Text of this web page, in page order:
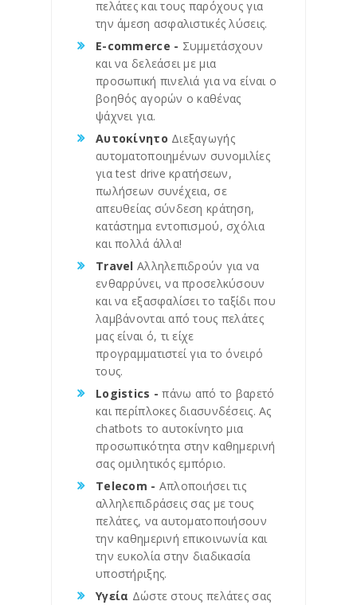
πελάτες και τους παρόχους για
την άμεση ασφαλιστικές λύσεις.
E-commerce - Συμμετάσχουν
και να δελεάσει με μια
προσωπική πινελιά για να είναι ο
βοηθός αγορών ο καθένας
ψάχνει για.
Αυτοκίνητο Διεξαγωγής
αυτοματοποιημένων συνομιλίες
για test drive κρατήσεων,
πωλήσεων συνέχεια, σε
απευθείας σύνδεση κράτηση,
κατάστημα εντοπισμού, σχόλια
και πολλά άλλα!
Travel Αλληλεπιδρούν για να
ενθαρρύνει, να προσελκύσουν
και να εξασφαλίσει το ταξίδι που
λαμβάνονται από τους πελάτες
μας είναι ό, τι είχε
προγραμματιστεί για το όνειρό
τους.
Logistics - πάνω από το βαρετό
και περίπλοκες διασυνδέσεις. Ας
chatbots το αυτοκίνητο μια
προσωπικότητα στην καθημερινή
σας ομιλητικός εμπόριο.
Telecom - Απλοποιήσει τις
αλληλεπιδράσεις σας με τους
πελάτες, να αυτοματοποιήσουν
την καθημερινή επικοινωνία και
την ευκολία στην διαδικασία
υποστήριξης.
Υγεία Δώστε στους πελάτες σας